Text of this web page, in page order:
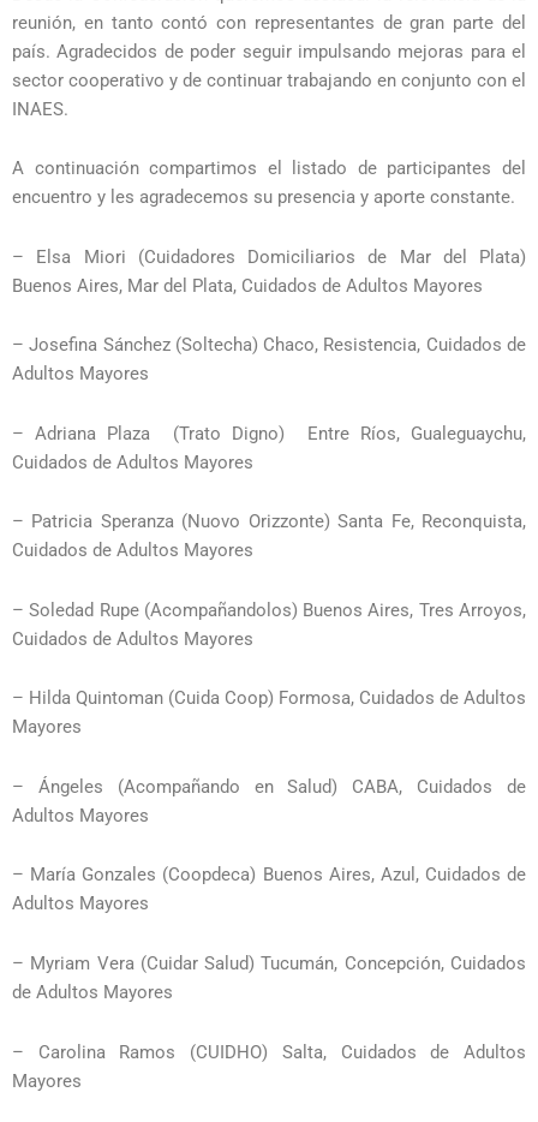
reunión, en tanto contó con representantes de gran parte del
país. Agradecidos de poder seguir impulsando mejoras para el
sector cooperativo y de continuar trabajando en conjunto con el
INAES.
A continuación compartimos el listado de participantes del
encuentro y les agradecemos su presencia y aporte constante.
– Elsa Miori (Cuidadores Domiciliarios de Mar del Plata)
Buenos Aires, Mar del Plata, Cuidados de Adultos Mayores
– Josefina Sánchez (Soltecha) Chaco, Resistencia, Cuidados de
Adultos Mayores
– Adriana Plaza (Trato Digno) Entre Ríos, Gualeguaychu,
Cuidados de Adultos Mayores
– Patricia Speranza (Nuovo Orizzonte) Santa Fe, Reconquista,
Cuidados de Adultos Mayores
– Soledad Rupe (Acompañandolos) Buenos Aires, Tres Arroyos,
Cuidados de Adultos Mayores
– Hilda Quintoman (Cuida Coop) Formosa, Cuidados de Adultos
Mayores
– Ángeles (Acompañando en Salud) CABA, Cuidados de
Adultos Mayores
– María Gonzales (Coopdeca) Buenos Aires, Azul, Cuidados de
Adultos Mayores
– Myriam Vera (Cuidar Salud) Tucumán, Concepción, Cuidados
de Adultos Mayores
– Carolina Ramos (CUIDHO) Salta, Cuidados de Adultos
Mayores